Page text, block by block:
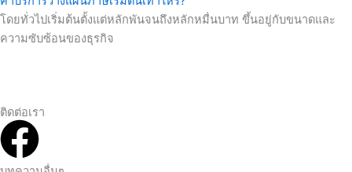
โดยทั่วไปเริ่มต้นตั้งแต่หลักพันจนถึงหลักหมื่นบาท ขึ้นอยู่กับขนาดและ
ความซับซ้อนของธุรกิจ
ติดต่อเรา
F